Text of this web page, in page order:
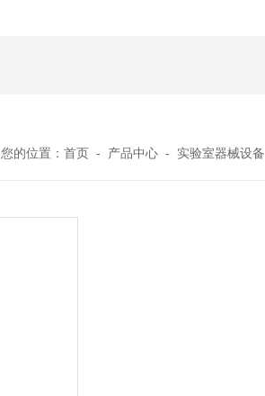
您的位置：首页 - 产品中心 - 实验室器械设备